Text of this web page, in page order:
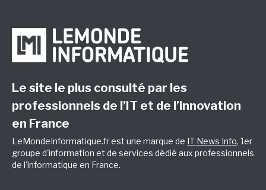
Le site le plus consulté par les
professionnels de l’IT et de l’innovation
en France
LeMondeInformatique.fr est une marque de IT News Info, 1er
groupe d'information et de services dédié aux professionnels
de l'informatique en France.